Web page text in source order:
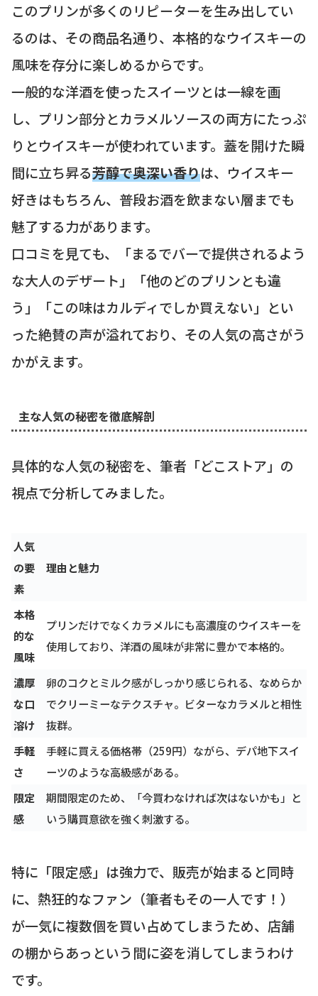
このプリンが多くのリピーターを生み出してい
るのは、その商品名通り、本格的なウイスキーの
風味を存分に楽しめるからです。
一般的な洋酒を使ったスイーツとは一線を画
し、プリン部分とカラメルソースの両方にたっぷ
りとウイスキーが使われています。蓋を開けた瞬
間に立ち昇る芳醇で奥深い香りは、ウイスキー
好きはもちろん、普段お酒を飲まない層までも
魅了する力があります。
口コミを見ても、「まるでバーで提供されるよう
な大人のデザート」「他のどのプリンとも違
う」「この味はカルディでしか買えない」とい
った絶賛の声が溢れており、その人気の高さがう
かがえます。
主な人気の秘密を徹底解剖
具体的な人気の秘密を、筆者「どこストア」の
視点で分析してみました。
人気
の要
素
理由と魅力
本格
的な
風味
プリンだけでなくカラメルにも高濃度のウイスキーを
使用しており、洋酒の風味が非常に豊かで本格的。
濃厚
な口
溶け
卵のコクとミルク感がしっかり感じられる、なめらか
でクリーミーなテクスチャ。ビターなカラメルと相性
抜群。
手軽
さ
手軽に買える価格帯（259円）ながら、デパ地下スイ
ーツのような高級感がある。
限定
感
期間限定のため、「今買わなければ次はないかも」と
いう購買意欲を強く刺激する。
特に「限定感」は強力で、販売が始まると同時
に、熱狂的なファン（筆者もその一人です！）
が一気に複数個を買い占めてしまうため、店舗
の棚からあっという間に姿を消してしまうわけ
です。